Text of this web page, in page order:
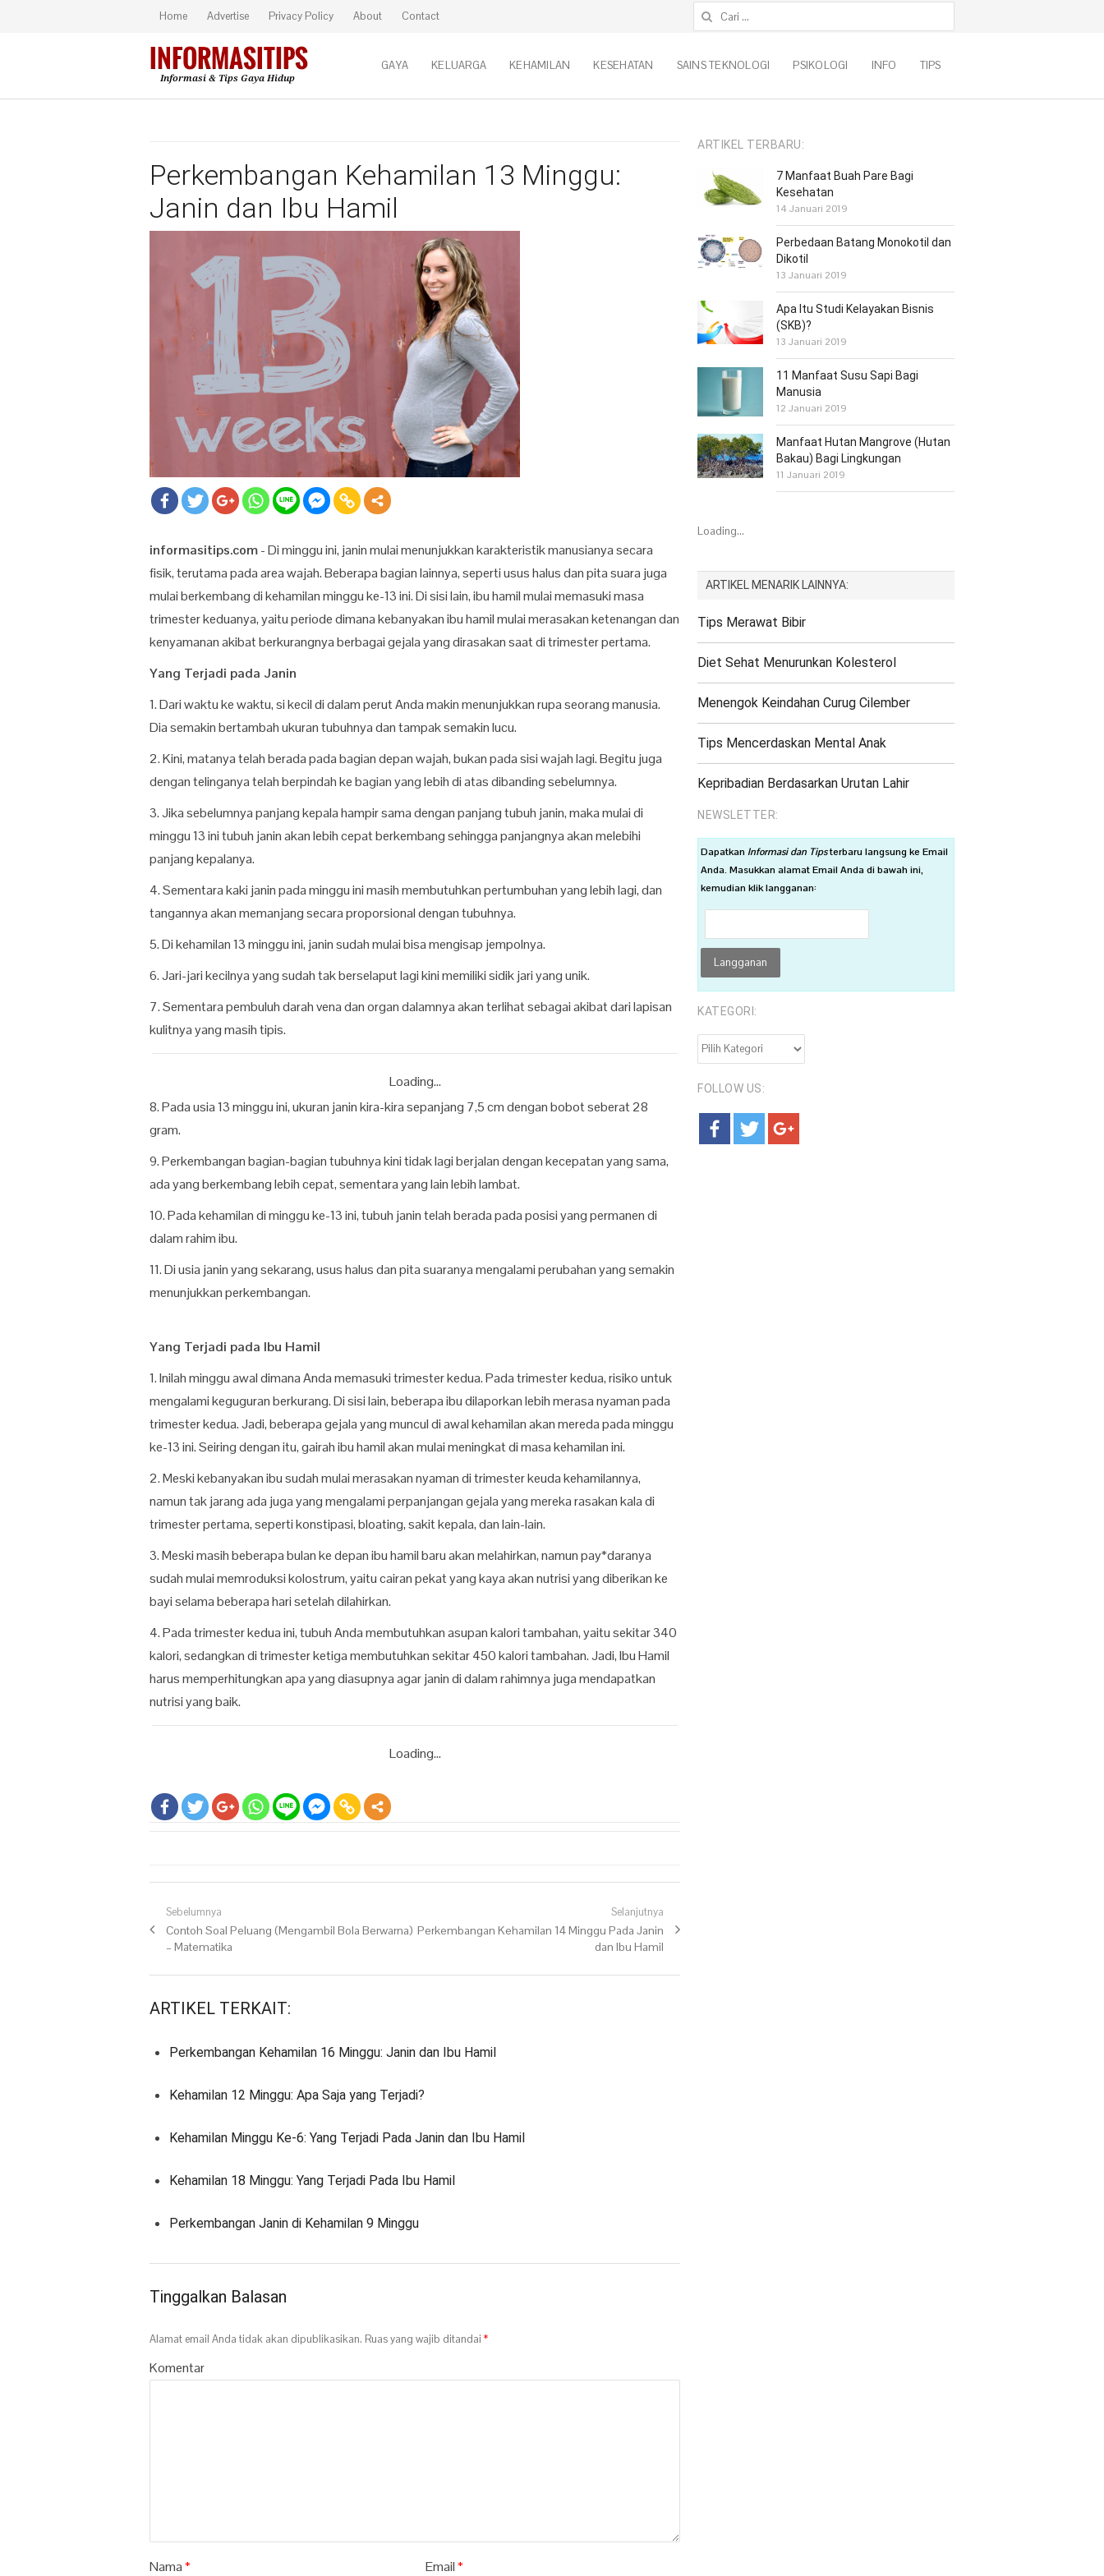
Home Advertise Privacy Policy About Contact Cari untuk:
GAYA KELUARGA KEHAMILAN KESEHATAN SAINS TEKNOLOGI PSIKOLOGI INFO TIPS
Perkembangan Kehamilan 13 Minggu:
Janin dan Ibu Hamil
informasitips.com- Di minggu ini, janin mulai menunjukkan karakteristik manusianya secara
fisik, terutama pada area wajah. Beberapa bagian lainnya, seperti usus halus dan pita suara juga
mulai berkembang di kehamilan minggu ke-13 ini. Di sisi lain, ibu hamil mulai memasuki masa
trimester keduanya, yaitu periode dimana kebanyakan ibu hamil mulai merasakan ketenangan dan
kenyamanan akibat berkurangnya berbagai gejala yang dirasakan saat di trimester pertama.
Yang Terjadi pada Janin
1. Dari waktu ke waktu, si kecil di dalam perut Anda makin menunjukkan rupa seorang manusia.
Dia semakin bertambah ukuran tubuhnya dan tampak semakin lucu.
2. Kini, matanya telah berada pada bagian depan wajah, bukan pada sisi wajah lagi. Begitu juga
dengan telinganya telah berpindah ke bagian yang lebih di atas dibanding sebelumnya.
3. Jika sebelumnya panjang kepala hampir sama dengan panjang tubuh janin, maka mulai di
minggu 13 ini tubuh janin akan lebih cepat berkembang sehingga panjangnya akan melebihi
panjang kepalanya.
4. Sementara kaki janin pada minggu ini masih membutuhkan pertumbuhan yang lebih lagi, dan
tangannya akan memanjang secara proporsional dengan tubuhnya.
5. Di kehamilan 13 minggu ini, janin sudah mulai bisa mengisap jempolnya.
6. Jari-jari kecilnya yang sudah tak berselaput lagi kini memiliki sidik jari yang unik.
7. Sementara pembuluh darah vena dan organ dalamnya akan terlihat sebagai akibat dari lapisan
kulitnya yang masih tipis.
Loading...
8. Pada usia 13 minggu ini, ukuran janin kira-kira sepanjang 7,5 cm dengan bobot seberat 28
gram.
9. Perkembangan bagian-bagian tubuhnya kini tidak lagi berjalan dengan kecepatan yang sama,
ada yang berkembang lebih cepat, sementara yang lain lebih lambat.
10. Pada kehamilan di minggu ke-13 ini, tubuh janin telah berada pada posisi yang permanen di
dalam rahim ibu.
11. Di usia janin yang sekarang, usus halus dan pita suaranya mengalami perubahan yang semakin
menunjukkan perkembangan.
Yang Terjadi pada Ibu Hamil
1. Inilah minggu awal dimana Anda memasuki trimester kedua. Pada trimester kedua, risiko untuk
mengalami keguguran berkurang. Di sisi lain, beberapa ibu dilaporkan lebih merasa nyaman pada
trimester kedua. Jadi, beberapa gejala yang muncul di awal kehamilan akan mereda pada minggu
ke-13 ini. Seiring dengan itu, gairah ibu hamil akan mulai meningkat di masa kehamilan ini.
2. Meski kebanyakan ibu sudah mulai merasakan nyaman di trimester keuda kehamilannya,
namun tak jarang ada juga yang mengalami perpanjangan gejala yang mereka rasakan kala di
trimester pertama, seperti konstipasi, bloating, sakit kepala, dan lain-lain.
3. Meski masih beberapa bulan ke depan ibu hamil baru akan melahirkan, namun pay*daranya
sudah mulai memroduksi kolostrum, yaitu cairan pekat yang kaya akan nutrisi yang diberikan ke
bayi selama beberapa hari setelah dilahirkan.
4. Pada trimester kedua ini, tubuh Anda membutuhkan asupan kalori tambahan, yaitu sekitar 340
kalori, sedangkan di trimester ketiga membutuhkan sekitar 450 kalori tambahan. Jadi, Ibu Hamil
harus memperhitungkan apa yang diasupnya agar janin di dalam rahimnya juga mendapatkan
nutrisi yang baik.
Loading...
Navigasi pos
Sebelumnya
Previous post:
Contoh Soal Peluang (Mengambil Bola Berwarna)
– Matematika
Selanjutnya
Next post:
Perkembangan Kehamilan 14 Minggu Pada Janin
dan Ibu Hamil
ARTIKEL TERKAIT:
Perkembangan Kehamilan 16 Minggu: Janin dan Ibu Hamil
Kehamilan 12 Minggu: Apa Saja yang Terjadi?
Kehamilan Minggu Ke-6: Yang Terjadi Pada Janin dan Ibu Hamil
Kehamilan 18 Minggu: Yang Terjadi Pada Ibu Hamil
Perkembangan Janin di Kehamilan 9 Minggu
Tinggalkan Balasan
Alamat email Anda tidak akan dipublikasikan. Ruas yang wajib ditandai*
Komentar
Nama* Email*
ARTIKEL TERBARU:
7 Manfaat Buah Pare Bagi
Kesehatan
14 Januari 2019
Perbedaan Batang Monokotil dan
Dikotil
13 Januari 2019
Apa Itu Studi Kelayakan Bisnis
(SKB)?
13 Januari 2019
11 Manfaat Susu Sapi Bagi
Manusia
12 Januari 2019
Manfaat Hutan Mangrove (Hutan
Bakau) Bagi Lingkungan
11 Januari 2019
Loading...
ARTIKEL MENARIK LAINNYA:
Tips Merawat Bibir
Diet Sehat Menurunkan Kolesterol
Menengok Keindahan Curug Cilember
Tips Mencerdaskan Mental Anak
Kepribadian Berdasarkan Urutan Lahir
NEWSLETTER:
DapatkanInformasi dan Tipsterbaru langsung ke Email
Anda. Masukkan alamat Email Anda di bawah ini,
kemudian klik langganan:
KATEGORI:
KATEGORI:
FOLLOW US: